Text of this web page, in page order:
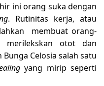
ini orang suka dengan
. Rutinitas kerja, atau
membuat orang-
merilekskan otot dan
Celosia salah satu
yang mirip seperti